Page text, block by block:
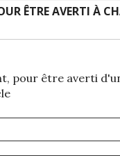
ÊTRE AVERTI À
pour être averti